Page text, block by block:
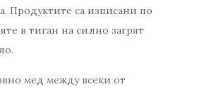
Продуктите са изписани по
в тиган на силно загрят
мед между всеки от